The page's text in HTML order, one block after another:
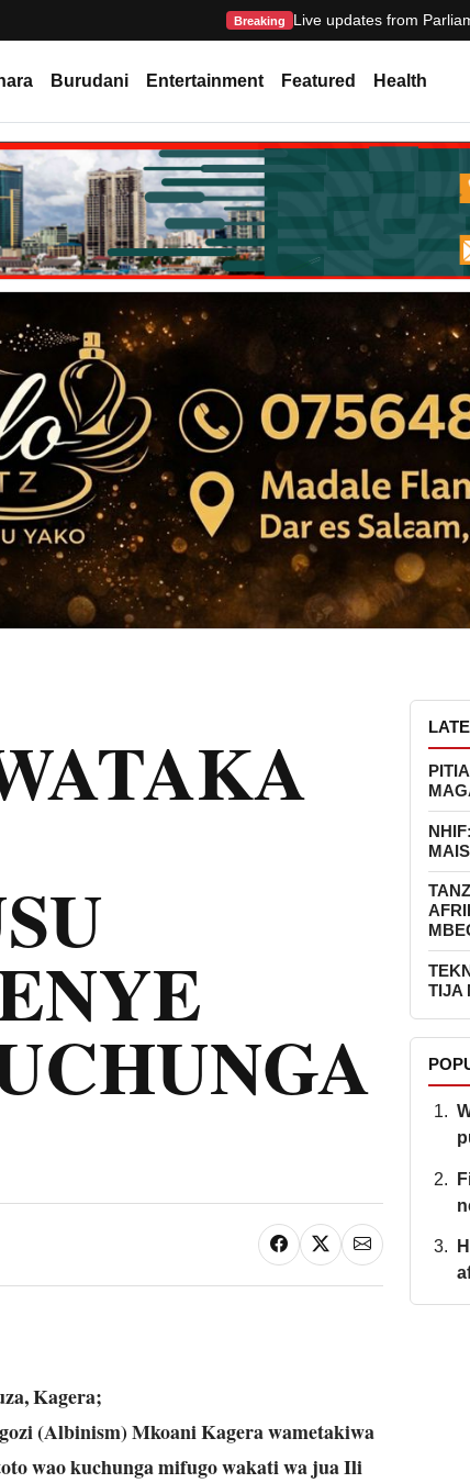
Breaking Live updates from
Burudani Entertainment Featured Health
Kagera;
(Albinism) Mkoani Kagera wametakiwa
wao kuchunga mifugo wakati wa jua Ili
TIJA